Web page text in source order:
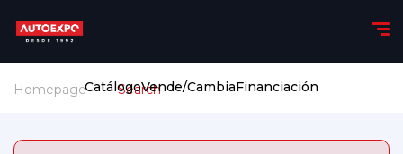
CatálogoVende/CambiaFinanciación
Homepage Search